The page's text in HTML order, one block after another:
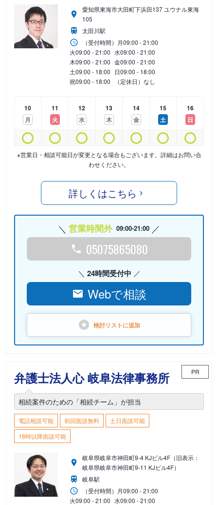
愛知県東海市大田町下浜田137 ユウナル東海
105
太田川駅
（受付時間） 月09:00 - 21:00
火09:00 - 21:00 水09:00 - 21:00
木09:00 - 21:00 金09:00 - 21:00
土09:00 - 18:00 日09:00 - 18:00
祝09:00 - 18:00 （定休日）なし
10
月
11
火
12
水
13
木
14
金
15
土
16
日
※営業日・相談可能日が変更となる場合もございます。詳細はお問い合
わせください。
詳しくはこちら
営業時間外 09:00-21:00
05075865080
24時間受付中
Webで相談
検討リストに追加
弁護士法人心 岐阜法律事務所 PR
相続案件のための「相続チーム」が担当
電話相談可能 初回面談無料
土日面談可能
18時以降面談可能
岐阜県岐阜市神田町9-4 KJビル4F（旧表示：
岐阜県岐阜市神田町9-11 KJビル4F）
岐阜駅
（受付時間） 月09:00 - 21:00
火09:00 - 21:00 水09:00 - 21:00